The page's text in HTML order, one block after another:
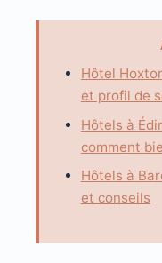
Hôtel
et profil de
Hôtels à
comment
Hôtels à
et conseils